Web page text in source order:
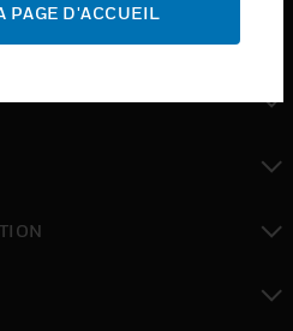
PAGE D'ACCUEIL